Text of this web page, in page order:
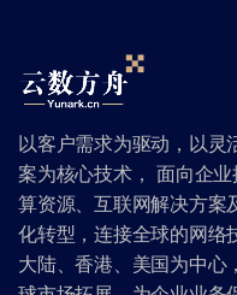
以客户需求为驱动，以灵
案为核心技术， 面向企
算资源、互联网解决方案
化转型，连接全球的网络
大陆、香港、美国为中心